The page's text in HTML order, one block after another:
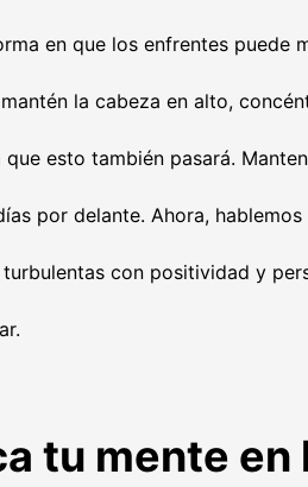
en que los enfrentes puede
la cabeza en alto,
esto también pasará.
por delante. Ahora,
con positividad y
tu mente